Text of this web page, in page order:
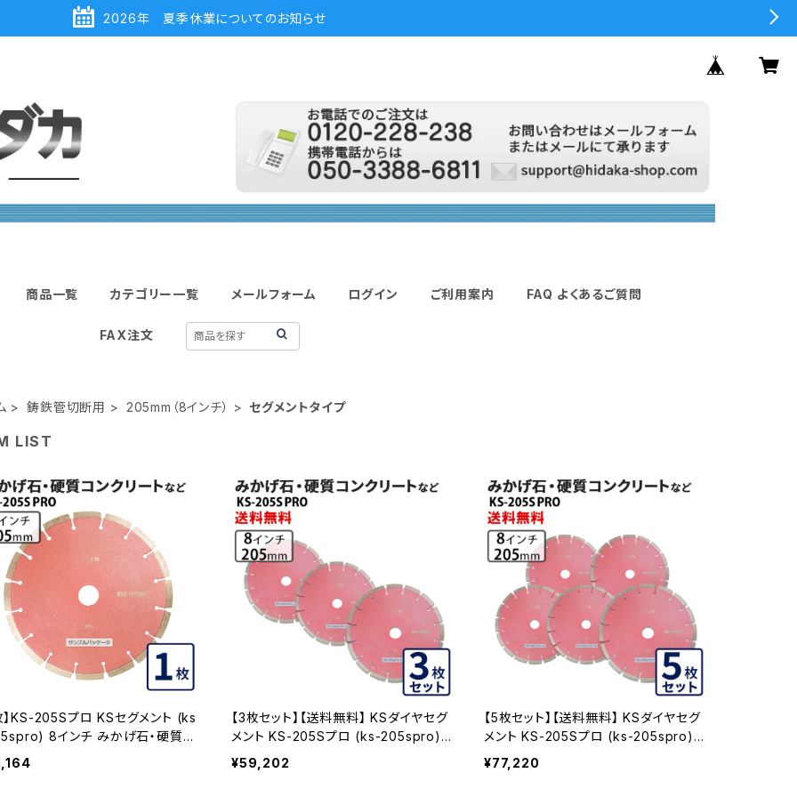
2026年 夏季休業についてのお知らせ
商品一覧 カテゴリー一覧 メールフォーム ログイン ご利用案内 FAQ よくあるご質問
FAX注文
鋳鉄管切断用 205mm（8インチ） セグメントタイプ
LIST
】KS-205Sプロ KSセグメント (ks
8インチ みかげ石・硬質コ
ートなどの切断 ダイヤモンドカッ
刃 KS-205SPRO
【3枚セット】【送料無料】 KSダイヤセグ
メント KS-205Sプロ (ks-205spro)
8インチ みかげ石・硬質コンクリートな
ど KS-205SPRO-03
¥59,202
【5枚セット】【送料無料】 KSダイヤセグ
メント KS-205Sプロ (ks-205spro)
8インチ みかげ石・硬質コンクリートな
ど KS-205SPRO-05
¥77,220